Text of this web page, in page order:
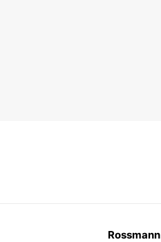
Rossmann